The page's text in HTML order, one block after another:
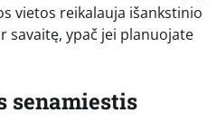
vietos reikalauja išankstinio
savaitę, ypač jei planuojate
senamiestis